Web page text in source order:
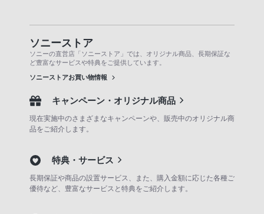
ソニーストア
ソニーの直営店「ソニーストア」では、オリジナル商品、長期保証な
ど豊富なサービスや特典をご提供しています。
ソニーストアお買い物情報
キャンペーン・オリジナル商品
現在実施中のさまざまなキャンペーンや、販売中のオリジナル商
品をご紹介します。
特典・サービス
長期保証や商品の設置サービス、また、購入金額に応じた各種ご
優待など、豊富なサービスと特典をご紹介します。